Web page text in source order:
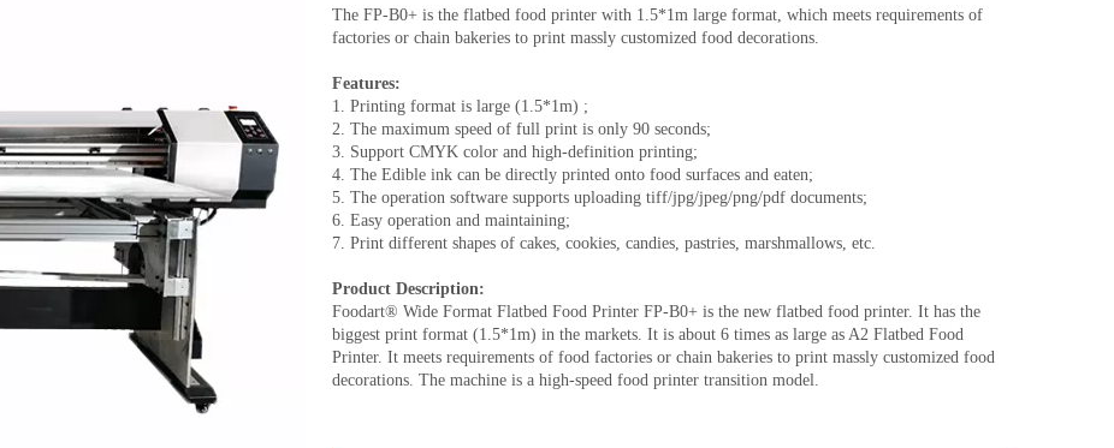
The FP-B0+ is the flatbed food printer with 1.5*1m large format, which meets requirements of
factories or chain bakeries to print massly customized food decorations.
Features:
1. Printing format is large (1.5*1m) ;
2. The maximum speed of full print is only 90 seconds;
3. Support CMYK color and high-definition printing;
4. The Edible ink can be directly printed onto food surfaces and eaten;
5. The operation software supports uploading tiff/jpg/jpeg/png/pdf documents;
6. Easy operation and maintaining;
7. Print different shapes of cakes, cookies, candies, pastries, marshmallows, etc.
Product Description:
Foodart® Wide Format Flatbed Food Printer FP-B0+ is the new flatbed food printer. It has the
biggest print format (1.5*1m) in the markets. It is about 6 times as large as A2 Flatbed Food
Printer. It meets requirements of food factories or chain bakeries to print massly customized food
decorations. The machine is a high-speed food printer transition model.